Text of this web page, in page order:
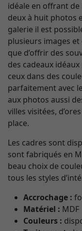
idéale en offrant
deux à huit photos
galerie il est
plusieurs images et
que d’offrir des
des cadeaux
ceux dans des
parfaitement avec
aux photos aussi
villes visitées,
place.
Les cadres sont
sont fabriqués en
beau choix de
tous les styles
Accrochage :
Matériel : MDF
Couleurs :